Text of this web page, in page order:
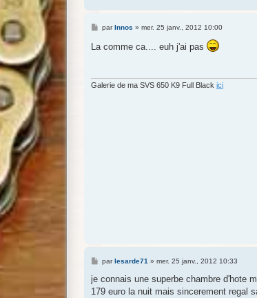
M
s
parInnos » mer. 25 janv., 2012 10:00
La comme ca.... euh j'ai pas
Galerie de ma SVS 650 K9 Full Black ici
M
s
a
parlesarde71 » mer. 25 janv., 2012 10:33
je connais une superbe chambre d'hote
179 euro la nuit mais sincerement regal